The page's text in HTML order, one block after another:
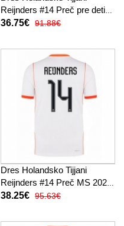
Reijnders #14 Preč pre deti
MS 2026 Krátky Rukáv (+
36.75€ 91.88€
Dres Holandsko Tijjani
Reijnders #14 Preč MS 2026
Krátky Rukáv
38.25€ 95.63€